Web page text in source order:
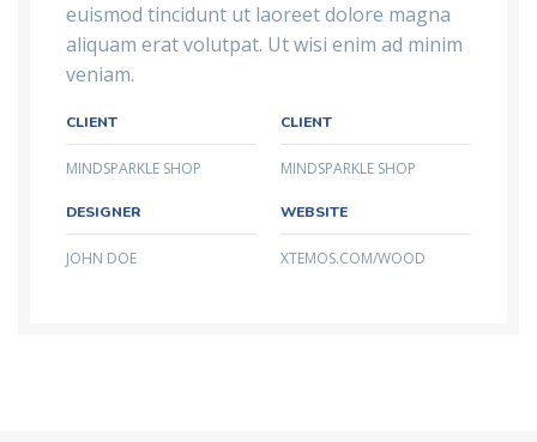
euismod tincidunt ut laoreet dolore magna
aliquam erat volutpat. Ut wisi enim ad minim
veniam.
CLIENT
MINDSPARKLE SHOP
CLIENT
MINDSPARKLE SHOP
DESIGNER
JOHN DOE
WEBSITE
XTEMOS.COM/WOOD